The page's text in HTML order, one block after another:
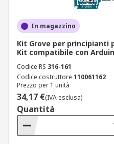
In magazzino
Kit Grove per principianti
Kit compatibile con
Codice RS 316-161
Codice costruttore 110061162
Prezzo per 1 unità
34,17 €(IVA esclusa)
Quantità